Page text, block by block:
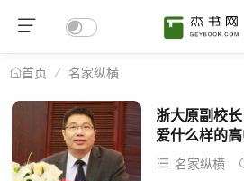
首页 名家纵横
浙大原副校
爱什么样的高
名家纵横